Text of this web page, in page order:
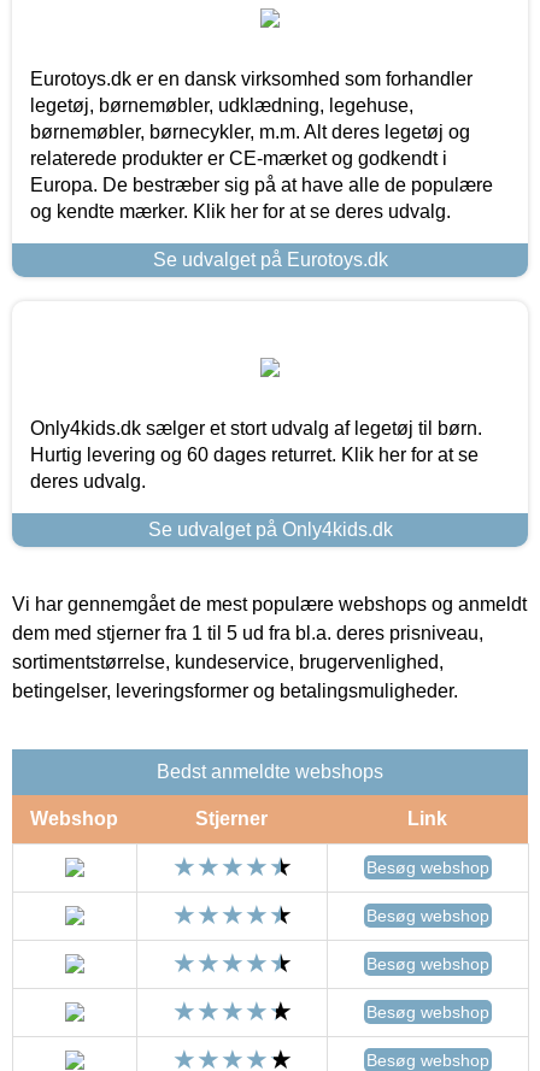
Eurotoys.dk er en dansk virksomhed som forhandler
legetøj, børnemøbler, udklædning, legehuse,
børnemøbler, børnecykler, m.m. Alt deres legetøj og
relaterede produkter er CE-mærket og godkendt i
Europa. De bestræber sig på at have alle de populære
og kendte mærker. Klik her for at se deres udvalg.
Se udvalget på Eurotoys.dk
Only4kids.dk sælger et stort udvalg af legetøj til børn.
Hurtig levering og 60 dages returret. Klik her for at se
deres udvalg.
Se udvalget på Only4kids.dk
Vi har gennemgået de mest populære webshops og anmeldt
dem med stjerner fra 1 til 5 ud fra bl.a. deres prisniveau,
sortimentstørrelse, kundeservice, brugervenlighed,
betingelser, leveringsformer og betalingsmuligheder.
Bedst anmeldte webshops
Webshop Stjerner Link
Besøg webshop
Besøg webshop
Besøg webshop
Besøg webshop
Besøg webshop